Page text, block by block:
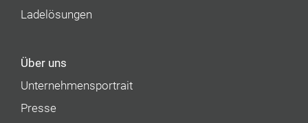
Ladelösungen
Über uns
Unternehmens­portrait
Presse